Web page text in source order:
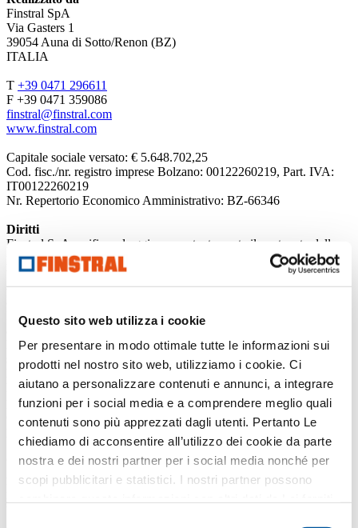
Questo sito web utilizza i cookie
Per presentare in modo ottimale tutte le informazioni sui
prodotti nel nostro sito web, utilizziamo i cookie. Ci
aiutano a personalizzare contenuti e annunci, a integrare
funzioni per i social media e a comprendere meglio quali
contenuti sono più apprezzati dagli utenti. Pertanto Le
chiediamo di acconsentire all’utilizzo dei cookie da parte
nostra e dei nostri partner per i social media nonché per
scopi pubblicitari e statistici. I nostri partner possono
Finstral SpA
Via Gasters 1
39054 Auna di Sotto/Renon (BZ)
ITALIA
T +39 0471 296611
F +39 0471 359086
finstral@finstral.com
www.finstral.com
Capitale sociale versato: € 5.648.702,25
Cod. fisc./nr. registro imprese Bolzano: 00122260219, Part. IVA:
IT00122260219
Nr. Repertorio Economico Amministrativo: BZ-66346
Diritti
Finstral SpA verifica ed aggiorna costantemente il contenuto delle
pagine web. Nonostante l'accuratezza del monitoraggio si possono
verificare variazioni non riportate nel sito. Finstral SpA non si
assume pertanto nessuna responsabilità per la correttezza, lo stato di
Finstral SpA si riserva il diritto di apportare modifiche o integrazioni
ai contenuti pubblicati.
Per motivi tecnici le colorazioni riprodotte a monitor e quelle
stampate su carta possono discordare dai colori originali.
La raffigurazione e la descrizione dei prodotti sulle pagine web
hanno valenza puramente indicativa. Un'eventuale discordanza del
prodotto fornito rispetto alla sua rappresentazione pubblicitaria non
costituisce motivo di reclamo, essendo l'ordine effettuato l'unico
parametro di riferimento.
Copyright - Tutela dei diritti d'autore
2000-2026 Finstral SpA
Il logo Finstral è un marchio registrato di Finstral SpA.
La parola “Finstral” è un marchio denominativo registrato di Finstral